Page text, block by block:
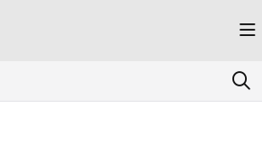
index at: https://kandji.document360.io/